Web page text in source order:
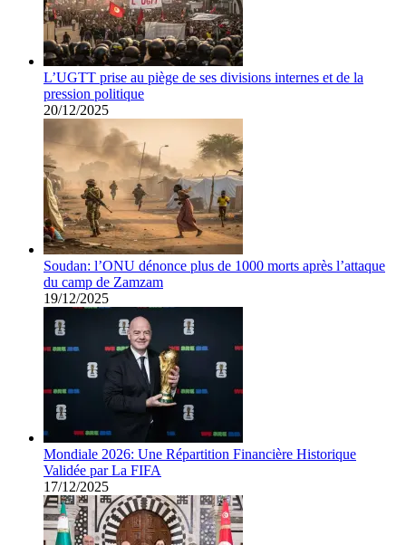
L’UGTT prise au piège de ses divisions internes et de la
pression politique
20/12/2025
Soudan: l’ONU dénonce plus de 1000 morts après l’attaque
du camp de Zamzam
19/12/2025
Mondiale 2026: Une Répartition Financière Historique
Validée par La FIFA
17/12/2025